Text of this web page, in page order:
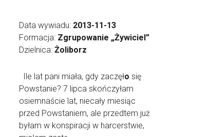
Data wywiadu: 2013-11-13
Formacja: Zgrupowanie „Żywiciel”
Dzielnica: Żoliborz
Ile lat pani miała, gdy zaczęło się
Powstanie? 7 lipca skończyłam
osiemnaście lat, niecały miesiąc
przed Powstaniem, ale przedtem już
byłam w konspiracji w harcerstwie,